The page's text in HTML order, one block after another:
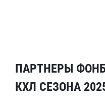
ПАРТНЕРЫ
КХЛ СЕЗОНА